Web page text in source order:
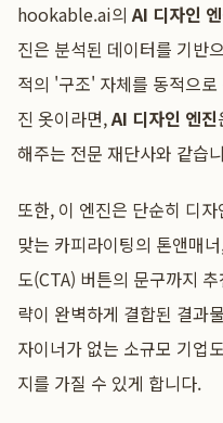
hookable.ai의AI 디자인
진은 분석된 데이터를 기반
적의 '구조' 자체를 동적으
진 옷이라면,AI 디자인 엔진
해주는 전문 재단사와 같습
또한, 이 엔진은 단순히 디
맞는 카피라이팅의 톤앤매
도(CTA) 버튼의 문구까지
략이 완벽하게 결합된 결과
자이너가 없는 소규모 기업
지를 가질 수 있게 합니다.